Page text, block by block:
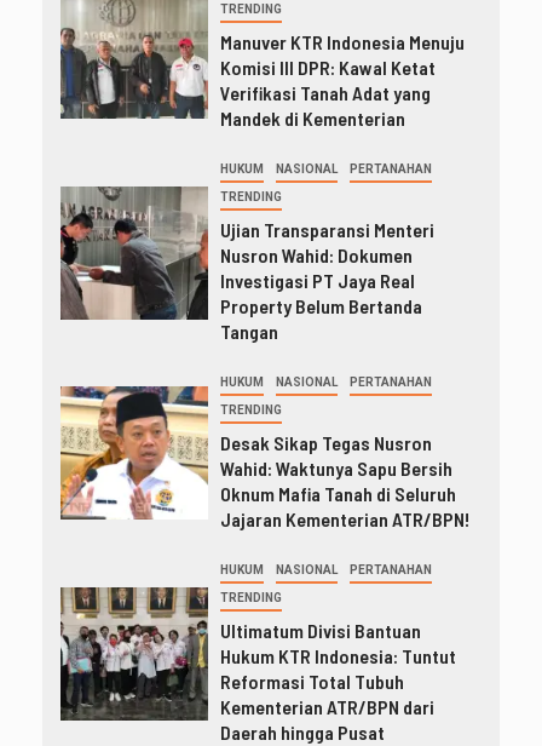
TRENDING
Manuver KTR Indonesia Menuju
Komisi III DPR: Kawal Ketat
Verifikasi Tanah Adat yang
Mandek di Kementerian
HUKUM NASIONAL PERTANAHAN
TRENDING
Ujian Transparansi Menteri
Nusron Wahid: Dokumen
Investigasi PT Jaya Real
Property Belum Bertanda
Tangan
HUKUM NASIONAL PERTANAHAN
TRENDING
Desak Sikap Tegas Nusron
Wahid: Waktunya Sapu Bersih
Oknum Mafia Tanah di Seluruh
Jajaran Kementerian ATR/BPN!
HUKUM NASIONAL PERTANAHAN
TRENDING
Ultimatum Divisi Bantuan
Hukum KTR Indonesia: Tuntut
Reformasi Total Tubuh
Kementerian ATR/BPN dari
Daerah hingga Pusat